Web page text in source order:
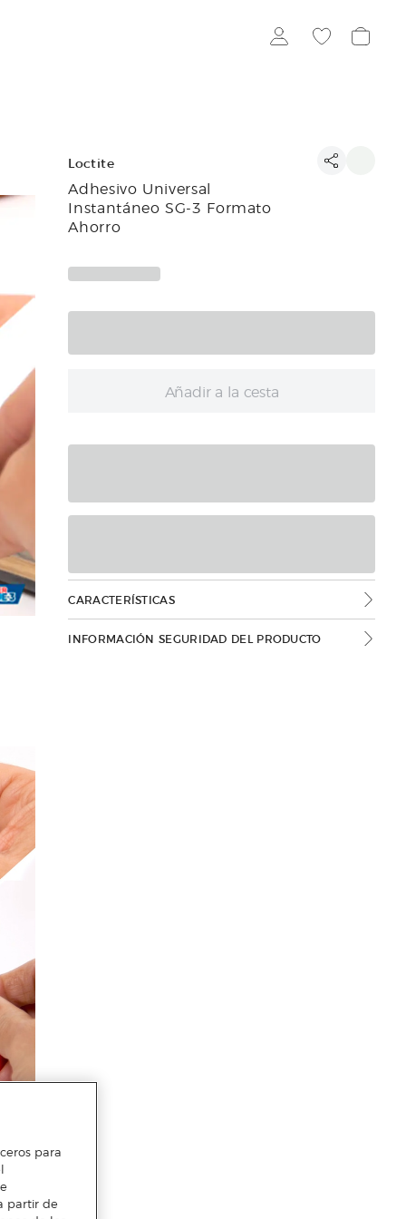
Loctite
Adhesivo Universal
Instantáneo SG-3 Formato
Ahorro
Añadir a la cesta
CARACTERÍSTICAS
INFORMACIÓN SEGURIDAD DEL PRODUCTO
para
partir de